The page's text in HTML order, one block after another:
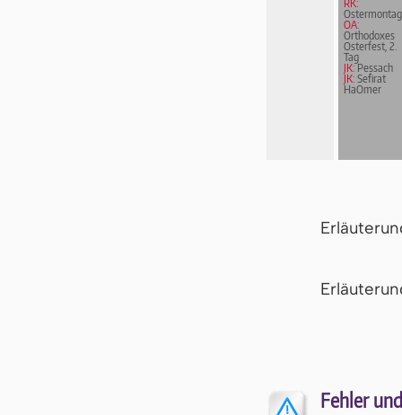
RK:
Ostermontag
OA:
Orthodoxes
Osterfest, 2.
Tag
JK:Pessach
JK: Sefirat
HaOmer
Fehler